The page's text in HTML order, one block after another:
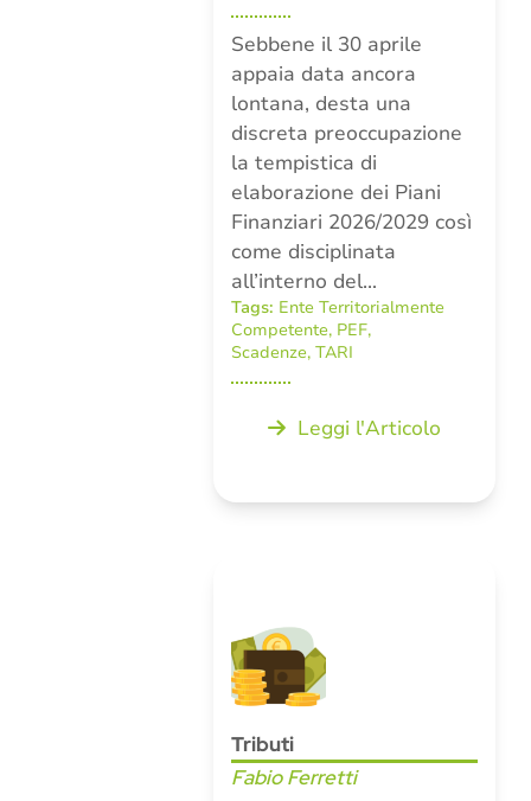
Sebbene il 30 aprile
appaia data ancora
lontana, desta una
discreta preoccupazione
la tempistica di
elaborazione dei Piani
Finanziari 2026/2029 così
come disciplinata
all’interno del…
Tags: Ente Territorialmente
Competente, PEF,
Scadenze, TARI
Leggi l'Articolo
Tributi
Fabio Ferretti